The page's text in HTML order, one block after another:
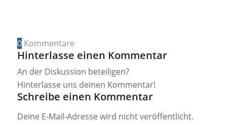
0 Kommentare
Hinterlasse einen Kommentar
An der Diskussion beteiligen?
Hinterlasse uns deinen Kommentar!
Schreibe einen Kommentar
Deine E-Mail-Adresse wird nicht veröffentlicht.